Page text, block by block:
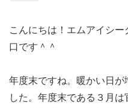
こんにちは！エムアイシ
口です＾＾
年度末ですね。暖かい日が
した。年度末である３月